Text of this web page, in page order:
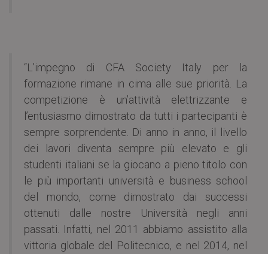
“L’impegno di CFA Society Italy per la
formazione rimane in cima alle sue priorità. La
competizione è un’attività elettrizzante e
l’entusiasmo dimostrato da tutti i partecipanti è
sempre sorprendente. Di anno in anno, il livello
dei lavori diventa sempre più elevato e gli
studenti italiani se la giocano a pieno titolo con
le più importanti università e business school
del mondo, come dimostrato dai successi
ottenuti dalle nostre Università negli anni
passati. Infatti, nel 2011 abbiamo assistito alla
vittoria globale del Politecnico, e nel 2014, nel